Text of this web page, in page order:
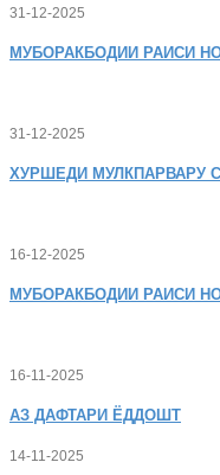
31-12-2025
МУБОРАКБОДИИ РАИСИ
31-12-2025
ХУРШЕДИ МУЛКПАРВАРУ
16-12-2025
МУБОРАКБОДИИ РАИСИ
16-11-2025
АЗ ДАФТАРИ ЁДДОШТ
14-11-2025